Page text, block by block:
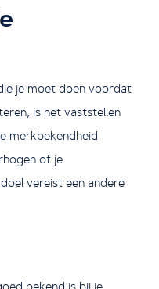
je moet doen voordat
is het vaststellen
merkbekendheid
of je
vereist een andere